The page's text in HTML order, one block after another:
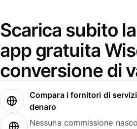
Scarica subito
app gratuita
conversione di
Compara i fornitori di
denaro
Nessuna commissione